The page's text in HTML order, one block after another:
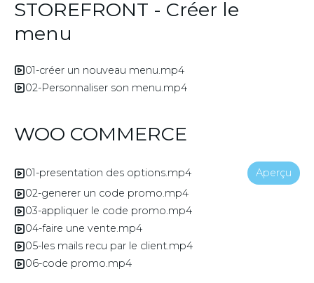
STOREFRONT - Créer le
menu
01-créer un nouveau menu.mp4
02-Personnaliser son menu.mp4
WOO COMMERCE
01-presentation des options.mp4
Aperçu
02-generer un code promo.mp4
03-appliquer le code promo.mp4
04-faire une vente.mp4
05-les mails recu par le client.mp4
06-code promo.mp4